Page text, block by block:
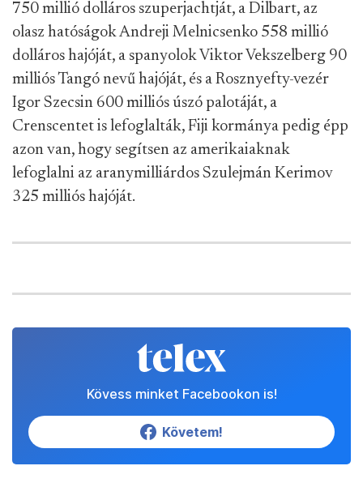
750 millió dolláros szuperjachtját, a Dilbart, az
olasz hatóságok Andreji Melnicsenko 558 millió
dolláros hajóját, a spanyolok Viktor Vekszelberg 90
milliós Tangó nevű hajóját, és a Rosznyefty-vezér
Igor Szecsin 600 milliós úszó palotáját, a
Crenscentet is lefoglalták, Fiji kormánya pedig épp
azon van, hogy segítsen az amerikaiaknak
lefoglalni az aranymilliárdos Szulejmán Kerimov
325 milliós hajóját.
Kövess minket Facebookon is!
Követem!